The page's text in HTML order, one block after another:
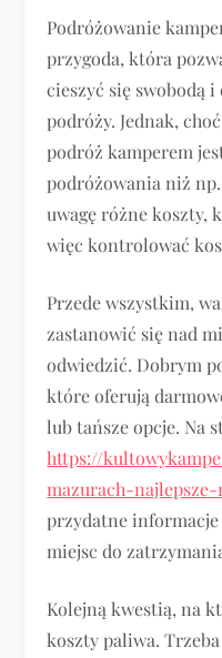
Podróżowanie
przygoda, która
cieszyć się swobodą
podróży. Jednak,
podróż kamperem
podróżowania niż
uwagę różne koszty,
więc kontrolować
Przede wszystkim,
zastanowić się nad
odwiedzić. Dobrym
które oferują
lub tańsze opcje. Na
https://
mazurach-
przydatne
miejsc do
Kolejną kwestią, na
koszty paliwa.